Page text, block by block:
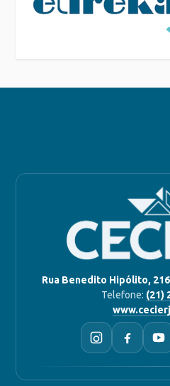
Rua Benedito Hipólito, 216
Telefone: (21)